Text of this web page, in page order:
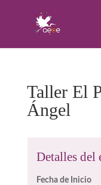
Taller El
Ángel
Detalles del
Fecha de Inicio